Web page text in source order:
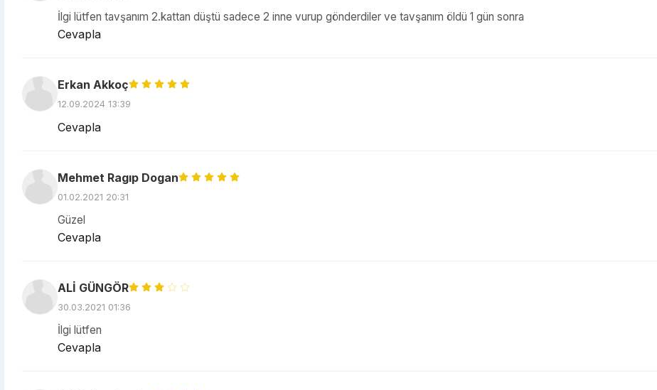
İlgi lütfen tavşanım 2.kattan düştü sadece 2 inne vurup gönderdiler ve tavşanım öldü 1 gün sonra
Cevapla
Erkan Akkoç
12.09.2024 13:39
Cevapla
Mehmet Ragıp Dogan
01.02.2021 20:31
Güzel
Cevapla
ALİ GÜNGÖR
30.03.2021 01:36
İlgi lütfen
Cevapla